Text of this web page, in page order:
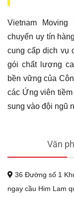
Vietnam
chuyển uy tín
cung cấpdịch vụ
gói chất lượng
bền vững của
các Ứng viên
sung vào đội ngũ
Văn
36 Đường số 1
ngay cầu Him Lam